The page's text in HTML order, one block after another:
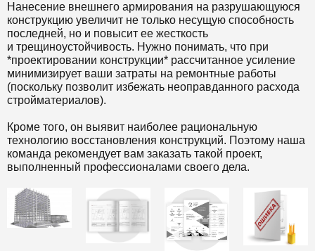
Нанесение внешнего армирования на разрушающуюся
конструкцию увеличит не только несущую способность
последней, но и повысит ее жесткость
и трещиноустойчивость. Нужно понимать, что при
*проектировании конструкции* рассчитанное усиление
минимизирует ваши затраты на ремонтные работы
(поскольку позволит избежать неоправданного расхода
стройматериалов).
Кроме того, он выявит наиболее рациональную
технологию восстановления конструкций. Поэтому наша
команда рекомендует вам заказать такой проект,
выполненный профессионалами своего дела.